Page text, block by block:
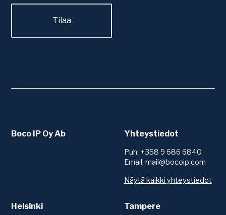
Boco IP Oy Ab Yhteystiedot
Puh: +358 9 686 6840
Email: mail@bocoip.com
Näytä kaikki yhteystiedot
Helsinki Tampere